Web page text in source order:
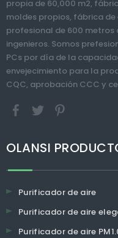
propia de 60,000 m2,
moldes propios, fábrica
profesional de 600 metros
ingenieros. Somos
PCs por día de la
envejecimiento para la
CQC, aprobación CCC y
OLANSI
Purificador de aire
Purificador de aire
Purificador de aire